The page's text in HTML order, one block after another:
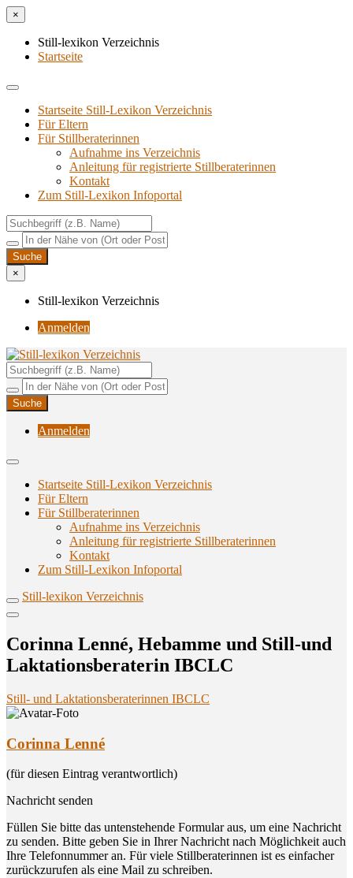
×
Still-lexikon Verzeichnis
Startseite
Startseite Still-Lexikon Verzeichnis
Für Eltern
Für Stillberaterinnen
Aufnahme ins Verzeichnis
Anlei­tung für regis­trier­te Stillberaterinnen
Kon­takt
Zum Still-Lexikon Infoportal
×
Still-lexikon Verzeichnis
Anmelden
Still-lexikon Verzeichnis
Unterstützungsangebote rund ums Stillen
Anmelden
Startseite Still-Lexikon Verzeichnis
Für Eltern
Für Stillberaterinnen
Aufnahme ins Verzeichnis
Anlei­tung für regis­trier­te Stillberaterinnen
Kon­takt
Zum Still-Lexikon Infoportal
Still-lexikon Verzeichnis
Corin­na Len­né, Heb­am­me und Still-und
Lak­ta­ti­ons­be­ra­te­rin IBCLC
Still- und Laktationsberaterinnen IBCLC
Corinna Lenné
(für diesen Eintrag verantwortlich)
Nachricht senden
Füllen Sie bitte das untenstehende Formular aus, um eine Nachricht
zu senden. Bitte geben Sie in Ihrer Nachricht nach Möglichkeit auch
Ihre Telefonnummer an. Für viele Stillberaterinnen ist es einfacher
zurückzurufen als eine Mail zu schreiben.